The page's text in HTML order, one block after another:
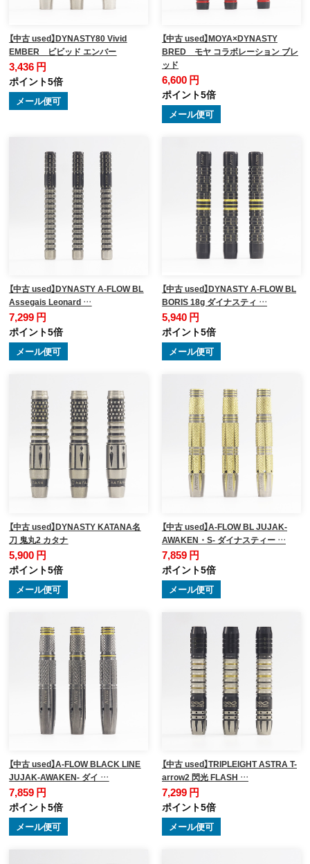
【中古 used】DYNASTY80 Vivid
EMBER ビビッド エンバー
3,436 円
ポイント5倍
メール便可
【中古 used】MOYA×DYNASTY
BRED モヤ コラボレーション ブレ
ッド
6,600 円
ポイント5倍
メール便可
【中古 used】DYNASTY A-FLOW BL
Assegais Leonard …
7,299 円
ポイント5倍
メール便可
【中古 used】DYNASTY A-FLOW BL
BORIS 18g ダイナスティ …
5,940 円
ポイント5倍
メール便可
【中古 used】DYNASTY KATANA名
刀 鬼丸2 カタナ
5,900 円
ポイント5倍
メール便可
【中古 used】A-FLOW BL JUJAK-
AWAKEN・S- ダイナスティー …
7,859 円
ポイント5倍
メール便可
【中古 used】A-FLOW BLACK LINE
JUJAK-AWAKEN- ダイ …
7,859 円
ポイント5倍
メール便可
【中古 used】TRIPLEIGHT ASTRA T-
arrow2 閃光 FLASH …
7,299 円
ポイント5倍
メール便可